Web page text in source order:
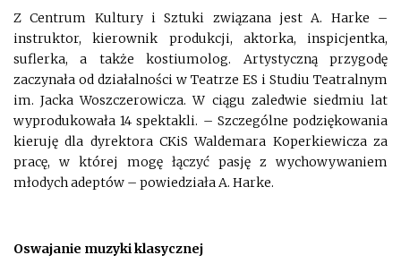
Z Centrum Kultury i Sztuki związana jest A. Harke –
instruktor, kierownik produkcji, aktorka, inspicjentka,
suflerka, a także kostiumolog. Artystyczną przygodę
zaczynała od działalności w Teatrze ES i Studiu Teatralnym
im. Jacka Woszczerowicza. W ciągu zaledwie siedmiu lat
wyprodukowała 14 spektakli. – Szczególne podziękowania
kieruję dla dyrektora CKiS Waldemara Koperkiewicza za
pracę, w której mogę łączyć pasję z wychowywaniem
młodych adeptów – powiedziała A. Harke.
Oswajanie muzyki klasycznej